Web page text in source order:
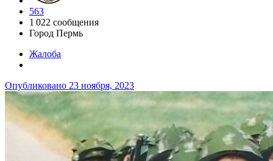
563
1 022 сообщения
Город Пермь
Жалоба
Опубликовано 23 ноября, 2023